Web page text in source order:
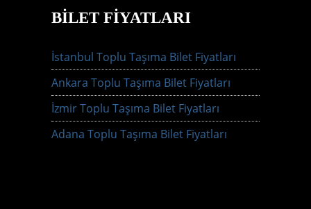
BILET FIYATLARI
İstanbul Toplu Taşıma Bilet Fiyatları
Ankara Toplu Taşıma Bilet Fiyatları
İzmir Toplu Taşıma Bilet Fiyatları
Adana Toplu Taşıma Bilet Fiyatları